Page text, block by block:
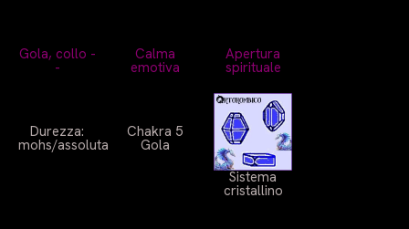
Gola, collo -
-
Calma
emotiva
Apertura
spirituale
Durezza:
mohs/assoluta
Chakra 5
Gola
Sistema
cristallino